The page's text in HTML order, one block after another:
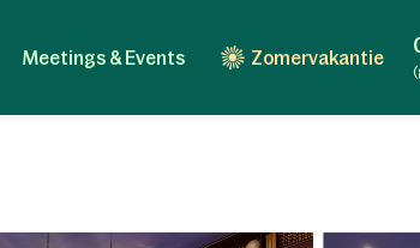
Meetings & Events Zomervakantie